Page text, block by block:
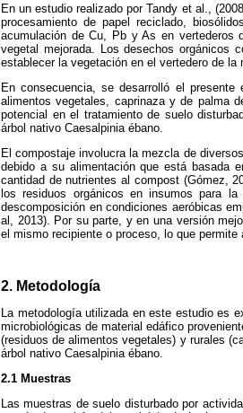
En un estudio realizado por Tandy et al.,
procesamiento de papel reciclado,
acumulación de Cu, Pb y As en vertederos
vegetal mejorada. Los desechos orgánicos
establecer la vegetación en el vertedero de la
En consecuencia, se desarrolló el
alimentos vegetales, caprinaza y de palma
potencial en el tratamiento de suelo
árbol nativo Caesalpinia ébano.
El compostaje involucra la mezcla de
debido a su alimentación que está basada
cantidad de nutrientes al compost (Gómez,
los residuos orgánicos en insumos para
descomposición en condiciones aeróbicas
al, 2013). Por su parte, y en una versión
el mismo recipiente o proceso, lo que permite
2. Metodología
La metodología utilizada en este estudio es
microbiológicas de material edáfico
(residuos de alimentos vegetales) y rurales
árbol nativo Caesalpinia ébano.
2.1 Muestras
Las muestras de suelo disturbado por